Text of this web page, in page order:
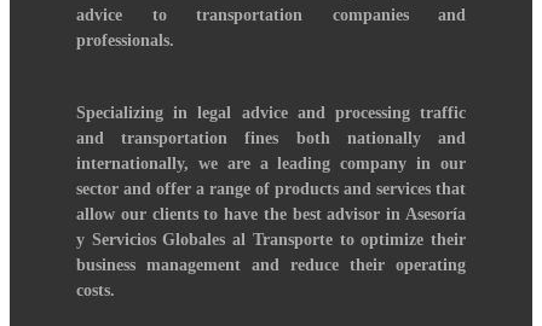
advice to transportation companies and
professionals.
Specializing in legal advice and processing traffic
and transportation fines both nationally and
internationally, we are a leading company in our
sector and offer a range of products and services that
allow our clients to have the best advisor in Asesoría
y Servicios Globales al Transporte to optimize their
business management and reduce their operating
costs.